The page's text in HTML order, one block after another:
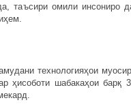
таъсири омили инсониро
технологияҳои
ҳисоботи шабакаҳои барқ